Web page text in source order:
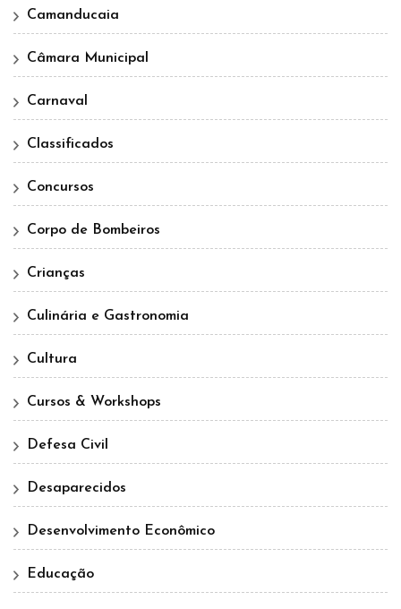
Camanducaia
Câmara Municipal
Carnaval
Classificados
Concursos
Corpo de Bombeiros
Crianças
Culinária e Gastronomia
Cultura
Cursos & Workshops
Defesa Civil
Desaparecidos
Desenvolvimento Econômico
Educação